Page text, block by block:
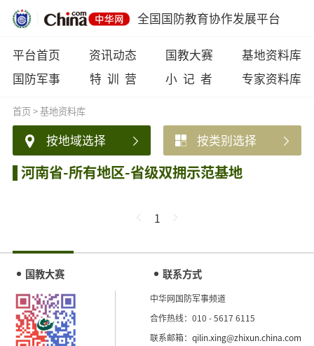
全国国防教育协作发展平台
平台首页 资讯动态 国教大赛
基地资料库
国防军事
特 训 营 小 记 者 专家资料库
首页>基地资料库
按地域选择 按类别选择
河南省-所有地区-省级双拥示范基地
1
国教大赛 联系方式
中华网国防军事频道
合作热线：010 - 5617 6115
联系邮箱：qilin.xing@zhixun.china.com